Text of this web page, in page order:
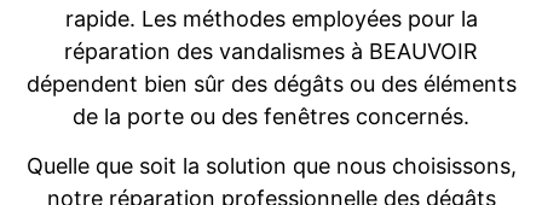
rapide. Les méthodes employées pour la
réparation des vandalismes à BEAUVOIR
dépendent bien sûr des dégâts ou des éléments
de la porte ou des fenêtres concernés.
Quelle que soit la solution que nous choisissons,
notre réparation professionnelle des dégâts